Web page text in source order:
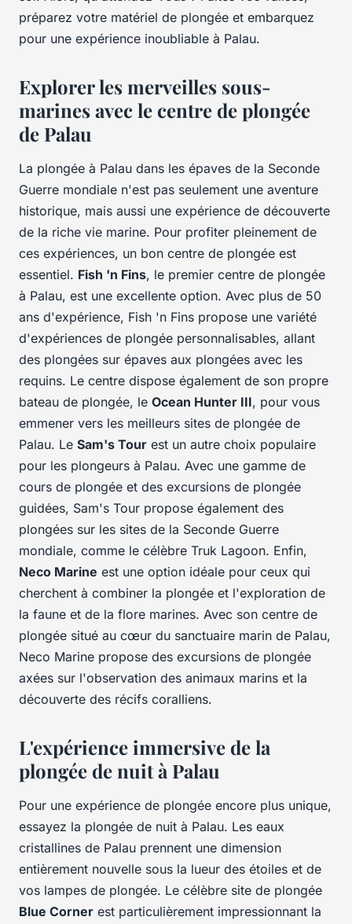
préparez votre matériel de plongée et embarquez
pour une expérience inoubliable à Palau.
Explorer les merveilles sous-
marines avec le centre de plongée
de Palau
La plongée à Palau dans les épaves de la Seconde
Guerre mondiale n'est pas seulement une aventure
historique, mais aussi une expérience de découverte
de la riche vie marine. Pour profiter pleinement de
ces expériences, un bon centre de plongée est
essentiel. Fish 'n Fins, le premier centre de plongée
à Palau, est une excellente option. Avec plus de 50
ans d'expérience, Fish 'n Fins propose une variété
d'expériences de plongée personnalisables, allant
des plongées sur épaves aux plongées avec les
requins. Le centre dispose également de son propre
bateau de plongée, le Ocean Hunter III, pour vous
emmener vers les meilleurs sites de plongée de
Palau. Le Sam's Tour est un autre choix populaire
pour les plongeurs à Palau. Avec une gamme de
cours de plongée et des excursions de plongée
guidées, Sam's Tour propose également des
plongées sur les sites de la Seconde Guerre
mondiale, comme le célèbre Truk Lagoon. Enfin,
Neco Marine est une option idéale pour ceux qui
cherchent à combiner la plongée et l'exploration de
la faune et de la flore marines. Avec son centre de
plongée situé au cœur du sanctuaire marin de Palau,
Neco Marine propose des excursions de plongée
axées sur l'observation des animaux marins et la
découverte des récifs coralliens.
L'expérience immersive de la
plongée de nuit à Palau
Pour une expérience de plongée encore plus unique,
essayez la plongée de nuit à Palau. Les eaux
cristallines de Palau prennent une dimension
entièrement nouvelle sous la lueur des étoiles et de
vos lampes de plongée. Le célèbre site de plongée
Blue Corner est particulièrement impressionnant la